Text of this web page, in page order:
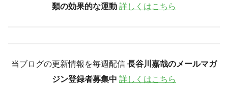
類の効果的な運動 詳しくはこちら
当ブログの更新情報を毎週配信 長谷川嘉哉のメールマガ
ジン登録者募集中 詳しくはこちら